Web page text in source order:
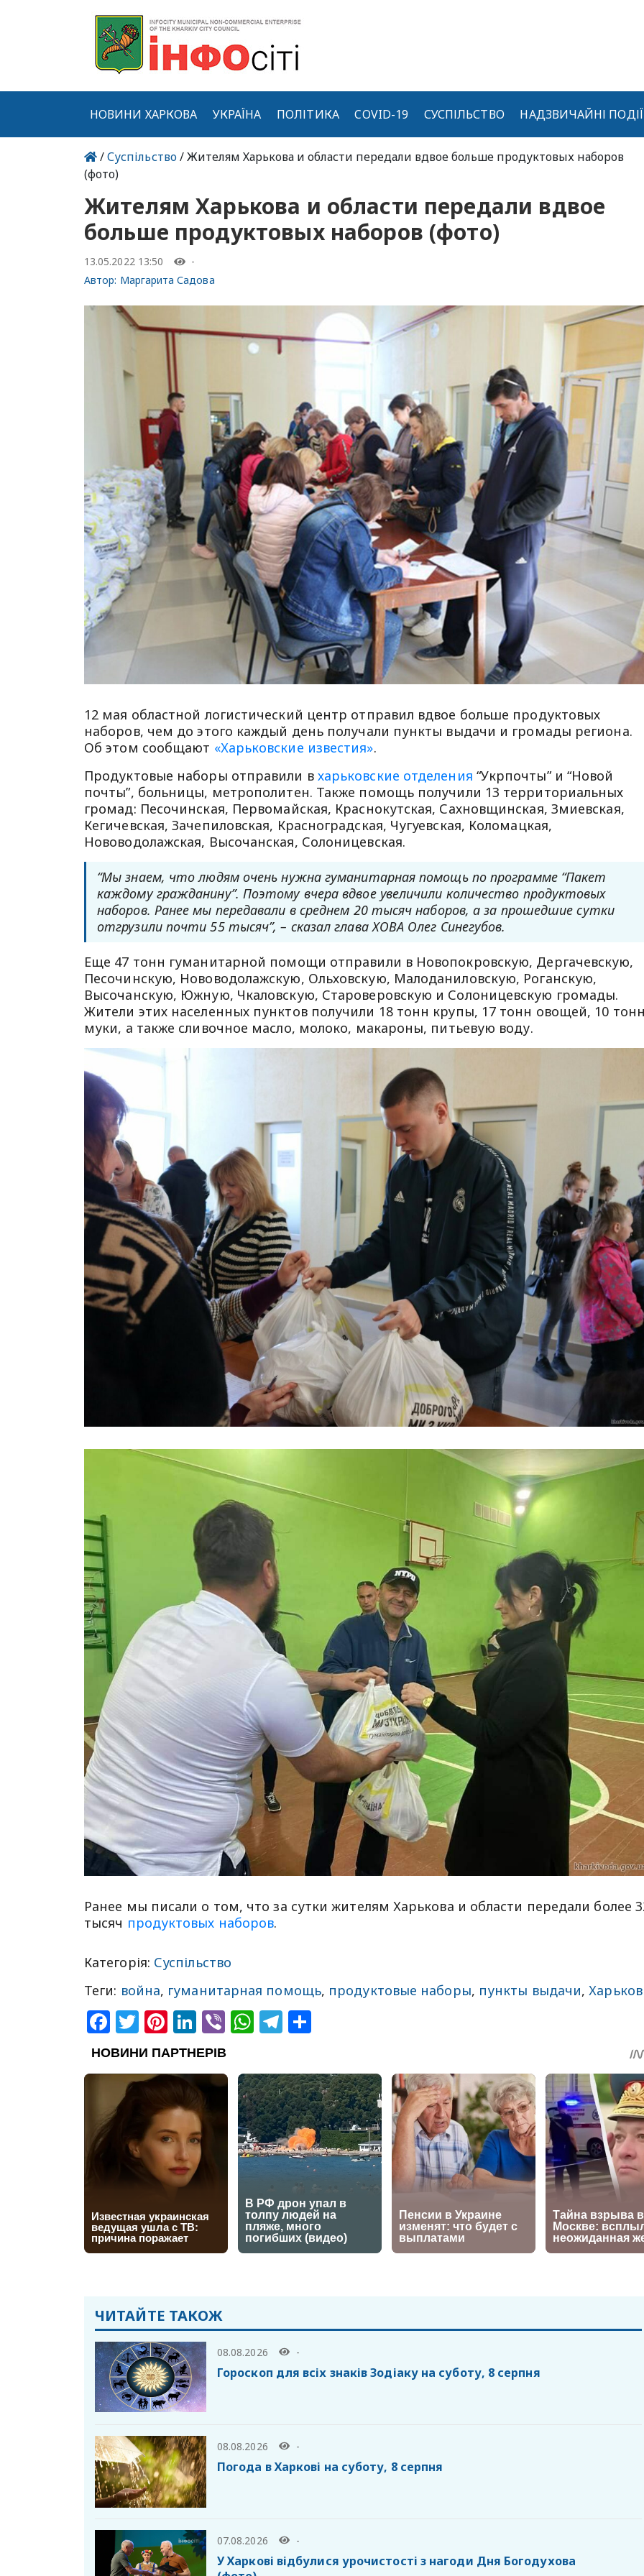
НОВИНИ ХАРКОВА УКРАЇНА ПОЛІТИКА COVID-19 СУСПІЛЬСТВО НАДЗВИЧАЙНІ ПОДІЇ
/Суспільство/ Жителям Харькова и области передали вдвое больше продуктовых наборов
(фото)
Жителям Харькова и области передали вдвое
больше продуктовых наборов (фото)
13.05.2022 13:50
-
Автор: Маргарита Садова
12 мая областной логистический центр отправил вдвое больше продуктовых
наборов, чем до этого каждый день получали пункты выдачи и громады региона.
Об этом сообщают «Харьковские известия».
Продуктовые наборы отправили в харьковские отделения “Укрпочты” и “Новой
почты”, больницы, метрополитен. Также помощь получили 13 территориальных
громад: Песочинская, Первомайская, Краснокутская, Сахновщинская, Змиевская,
Кегичевская, Зачепиловская, Красноградская, Чугуевская, Коломацкая,
Нововодолажская, Высочанская, Солоницевская.
“Мы знаем, что людям очень нужна гуманитарная помощь по программе “Пакет
каждому гражданину”. Поэтому вчера вдвое увеличили количество продуктовых
наборов. Ранее мы передавали в среднем 20 тысяч наборов, а за прошедшие сутки
отгрузили почти 55 тысяч”, – сказал глава ХОВА Олег Синегубов.
Еще 47 тонн гуманитарной помощи отправили в Новопокровскую, Дергачевскую,
Песочинскую, Нововодолажскую, Ольховскую, Малоданиловскую, Роганскую,
Высочанскую, Южную, Чкаловскую, Староверовскую и Солоницевскую громады.
Жители этих населенных пунктов получили 18 тонн крупы, 17 тонн овощей, 10
муки, а также сливочное масло, молоко, макароны, питьевую воду.
Ранее мы писали о том, что за сутки жителям Харькова и области передали более
тысяч продуктовых наборов.
Категорія: Суспільство
Теги: война, гуманитарная помощь, продуктовые наборы, пункты выдачи,Харьков
Facebook
Twitter
Pinterest
LinkedIn
ViberWhatsApp
Telegram
ЧИТАЙТЕ ТАКОЖ
08.08.2026 -
Гороскоп для всіх знаків Зодіаку на суботу, 8 серпня
08.08.2026 -
Погода в Харкові на суботу, 8 серпня
07.08.2026 -
У Харкові відбулися урочистості з нагоди Дня Богодухова